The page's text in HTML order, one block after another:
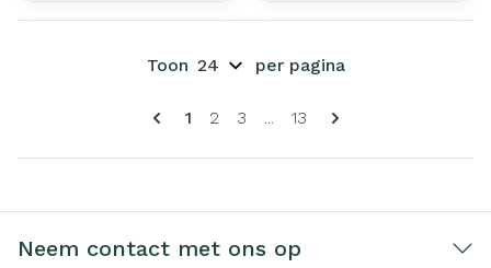
U lees momenteel pagina
1 Pagina
2 Pagina
3 Pagina
13
Toon per pagina
Neem contact met ons op